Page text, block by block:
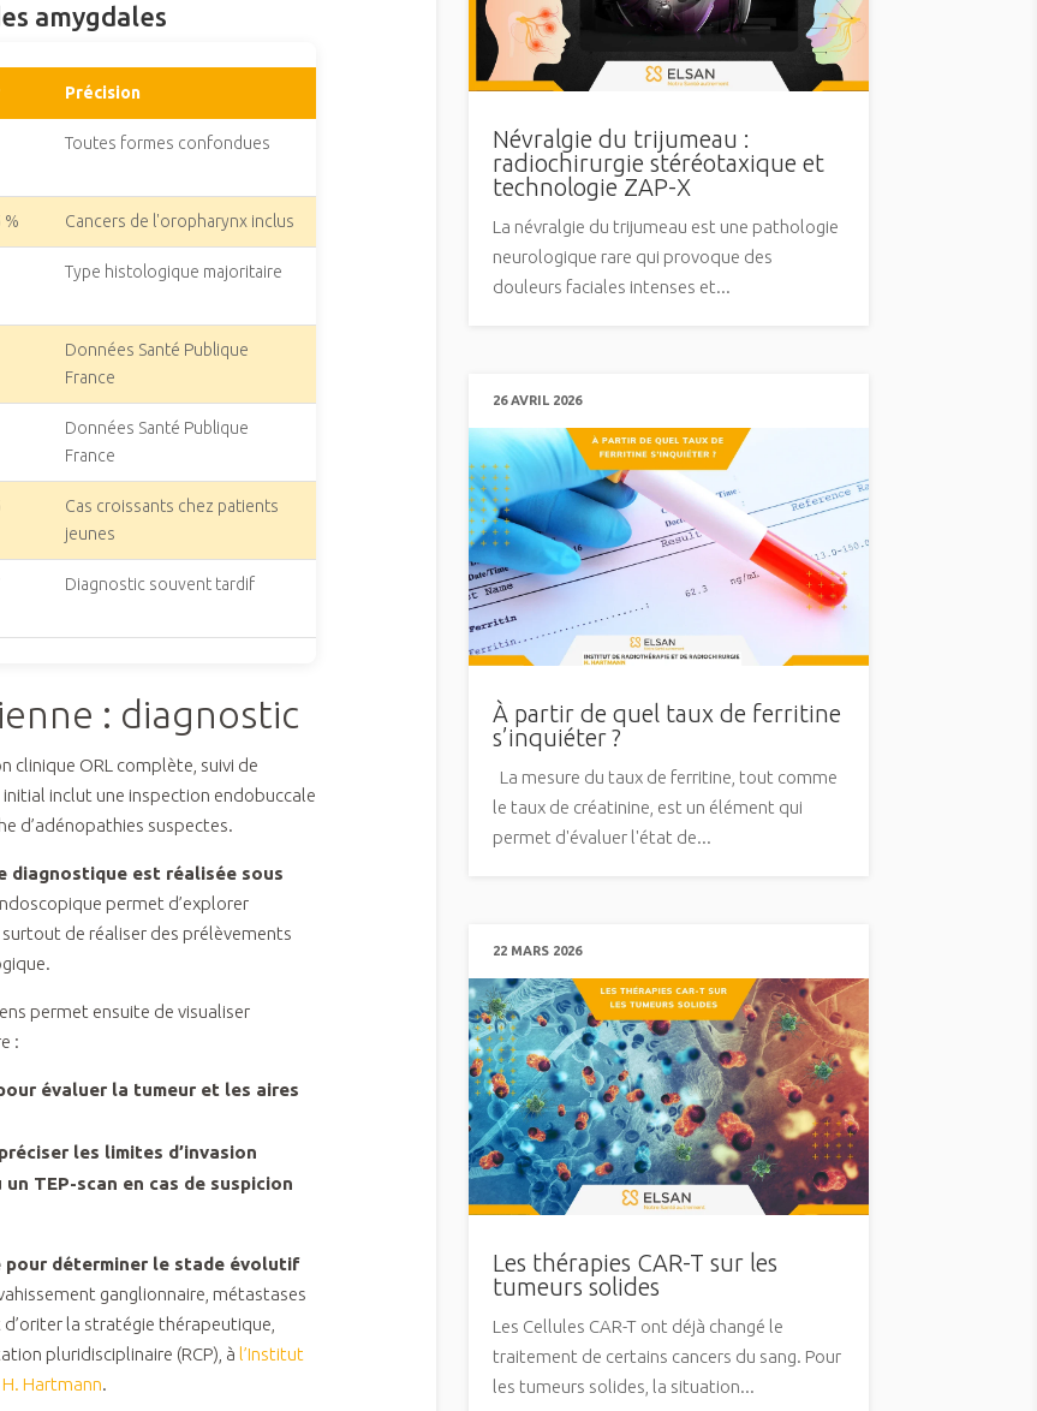
amygdales
Précision
Toutes formes confondues
% Cancers de l'oropharynx inclus
Type histologique majoritaire
Données Santé Publique
France
Données Santé Publique
France
Cas croissants chez patients
jeunes
Diagnostic souvent tardif
: diagnostic
clinique ORL complète, suivi de
inclut une inspection endobuccale
d’adénopathies suspectes.
diagnostique est réalisée sous
permet d’explorer
de réaliser des prélèvements
permet ensuite de visualiser
:
évaluer la tumeur et les aires
les limites d’invasion
TEP-scan en cas de suspicion
déterminer le stade évolutif
ganglionnaire, métastases
la stratégie thérapeutique,
pluridisciplinaire (RCP), à l’Institut
Hartmann.
Névralgie du trijumeau :
radiochirurgie stéréotaxique et
technologie ZAP-X
La névralgie du trijumeau est une pathologie
neurologique rare qui provoque des
douleurs faciales intenses et...
26 AVRIL 2026
À partir de quel taux de ferritine
s’inquiéter ?
La mesure du taux de ferritine, tout comme
le taux de créatinine, est un élément qui
permet d'évaluer l'état de...
22 MARS 2026
Les thérapies CAR-T sur les
tumeurs solides
Les Cellules CAR-T ont déjà changé le
traitement de certains cancers du sang. Pour
les tumeurs solides, la situation...